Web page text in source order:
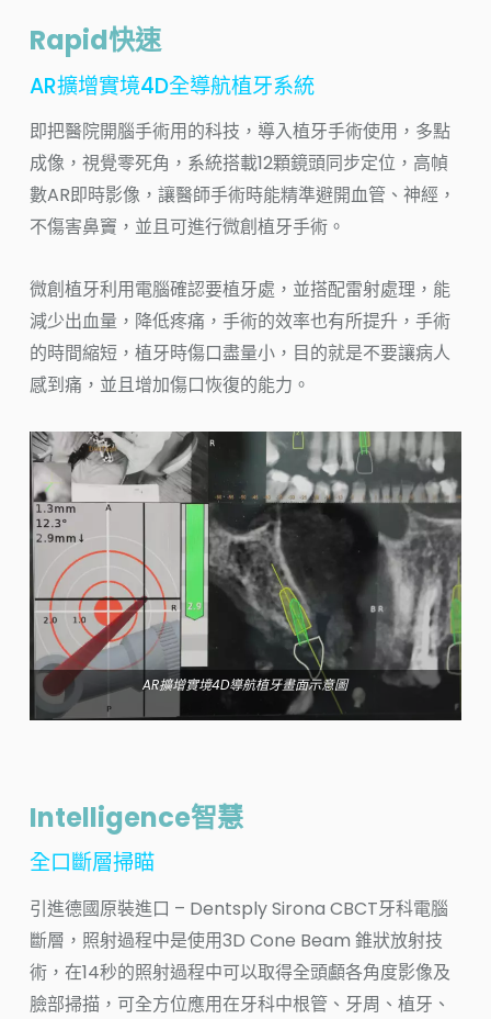
Rapid快速
AR擴增實境4D全導航植牙系統
即把醫院開腦手術用的科技，導入植牙手術使用，多點
成像，視覺零死角，系統搭載12顆鏡頭同步定位，高幀
數AR即時影像，讓醫師手術時能精準避開血管、神經，
不傷害鼻竇，並且可進行微創植牙手術。
微創植牙利用電腦確認要植牙處，並搭配雷射處理，能
減少出血量，降低疼痛，手術的效率也有所提升，手術
的時間縮短，植牙時傷口盡量小，目的就是不要讓病人
感到痛，並且增加傷口恢復的能力。
AR擴增實境4D導航植牙畫面示意圖
Intelligence智慧
全口斷層掃瞄
引進德國原裝進口 – Dentsply Sirona CBCT牙科電腦
斷層，照射過程中是使用3D Cone Beam 錐狀放射技
術，在14秒的照射過程中可以取得全頭顱各角度影像及
臉部掃描，可全方位應用在牙科中根管、牙周、植牙、